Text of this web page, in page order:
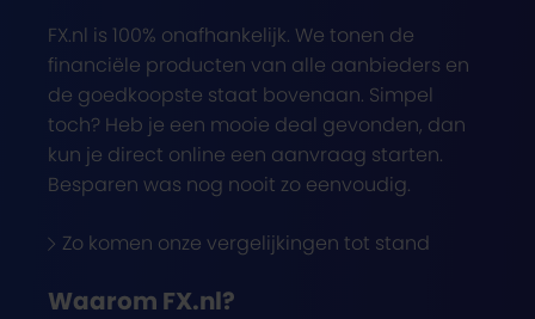
FX.nl is 100% onafhankelijk. We tonen de
financiële producten van alle aanbieders en
de goedkoopste staat bovenaan. Simpel
toch? Heb je een mooie deal gevonden, dan
kun je direct online een aanvraag starten.
Besparen was nog nooit zo eenvoudig.
Zo komen onze vergelijkingen tot stand
Waarom FX.nl?